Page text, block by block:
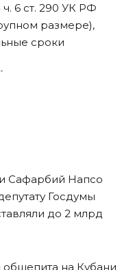
ч. 6 ст. 290 УК РФ
размере),
сроки
Сафарбий Напсо
Госдумы
до 2 млрд
на Кубани